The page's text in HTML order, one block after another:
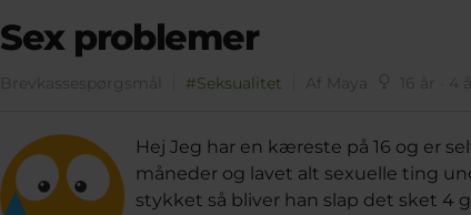
Sex problemer
Brevkassespørgsmål #Seksualitet Af Maya 16 år · 4
Hej Jeg har en kæreste på 16 og er
måneder og lavet alt sexuelle ting
stykket så bliver han slap det sket 4